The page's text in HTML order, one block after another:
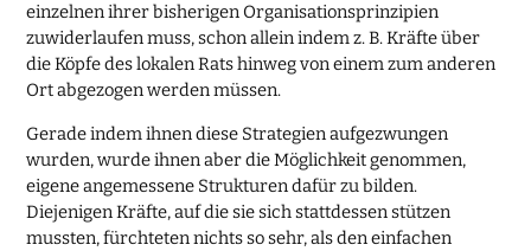
einzelnen ihrer bisherigen Organisationsprinzipien
zuwiderlaufen muss, schon allein indem z. B. Kräfte über
die Köpfe des lokalen Rats hinweg von einem zum anderen
Ort abgezogen werden müssen.
Gerade indem ihnen diese Strategien aufgezwungen
wurden, wurde ihnen aber die Möglichkeit genommen,
eigene angemessene Strukturen dafür zu bilden.
Diejenigen Kräfte, auf die sie sich stattdessen stützen
mussten, fürchteten nichts so sehr, als den einfachen